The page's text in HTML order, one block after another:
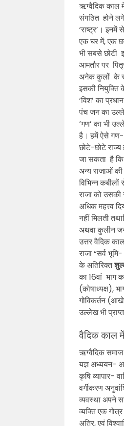
ऋग्वैदिक काल
संगठित होने लगे
‘राष्ट्र’।
एक घर में, एक
भी सबसे छोटी
आमतौर पर
अनेक कुलों के
इसकी नियुक्ति
‘विश’ का
पंच जन का
‘गण’ का भी
है। हमें ऐसे गण-
छोटे-छोटे
जा सकता है
अन्य राजाओं
विभिन्न
राजा को
अधिक महत्त्व
नहीं मिलती
अथवा कुलीन जन
उत्तर वैदिक
राजा “सर्व
के अतिरिक्त
का 16वां भाग
(कोषाध्यक्ष),
गोविकर्तन
उल्लेख भी
वैदिक काल
ऋग्वैदिक समाज
यज्ञ अध्ययन-
कृषि व्यापार-
वर्गीकरण
व्यवस्था अपने
व्यक्ति एक
अत्रि, एवं